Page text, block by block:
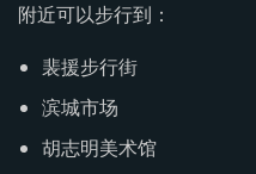
附近可以步行到：
裴援步行街
滨城市场
胡志明美术馆